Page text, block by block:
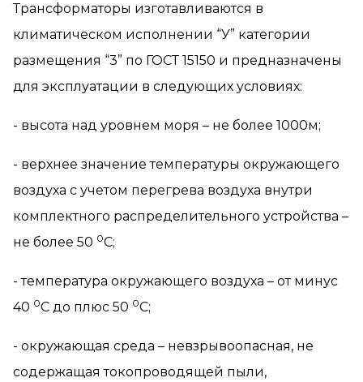
Трансформаторы изготавливаются в
климатическом исполнении “У” категории
размещения “3” по ГОСТ 15150 и предназначены
для эксплуатации в следующих условиях:
- высота над уровнем моря – не более 1000м;
- верхнее значение температуры окружающего
воздуха с учетом перегрева воздуха внутри
комплектного распределительного устройства –
не более 50 0С;
- температура окружающего воздуха – от минус
40 0С до плюс 50 0С;
- окружающая среда – невзрывоопасная, не
содержащая токопроводящей пыли,